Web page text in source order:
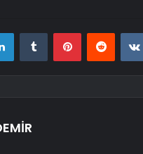
LinkedInTumblr PinterestReddit